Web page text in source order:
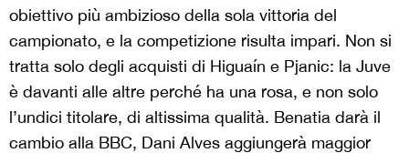
obiettivo più ambizioso della sola vittoria del
campionato, e la competizione risulta impari. Non si
tratta solo degli acquisti di Higuaín e Pjanic: la Juve
è davanti alle altre perché ha una rosa, e non solo
l’undici titolare, di altissima qualità. Benatia darà il
cambio alla BBC, Dani Alves aggiungerà maggior